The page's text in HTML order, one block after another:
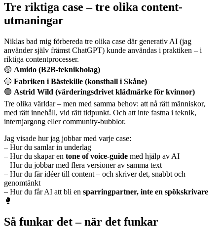
Tre riktiga case – tre olika content-
utmaningar
Niklas bad mig förbereda tre olika case där generativ AI (jag
använder själv främst ChatGPT) kunde användas i praktiken – i
riktiga contentprocesser.
🟡 Amido (B2B-teknikbolag)
🔵 Fabriken i Bästekille (konsthall i Skåne)
🟢 Astrid Wild (värderingsdrivet klädmärke för kvinnor)
Tre olika världar – men med samma behov: att nå rätt människor,
med rätt innehåll, vid rätt tidpunkt. Och att inte fastna i teknik,
internjargong eller community-bubblor.
Jag visade hur jag jobbar med varje case:
– Hur du samlar in underlag
– Hur du skapar en tone of voice-guide med hjälp av AI
– Hur du jobbar med flera versioner av samma text
– Hur du får idéer till content – och skriver det, snabbt och
genomtänkt
– Hur du får AI att bli en sparringpartner, inte en spökskrivare
🥊
Så funkar det – när det funkar